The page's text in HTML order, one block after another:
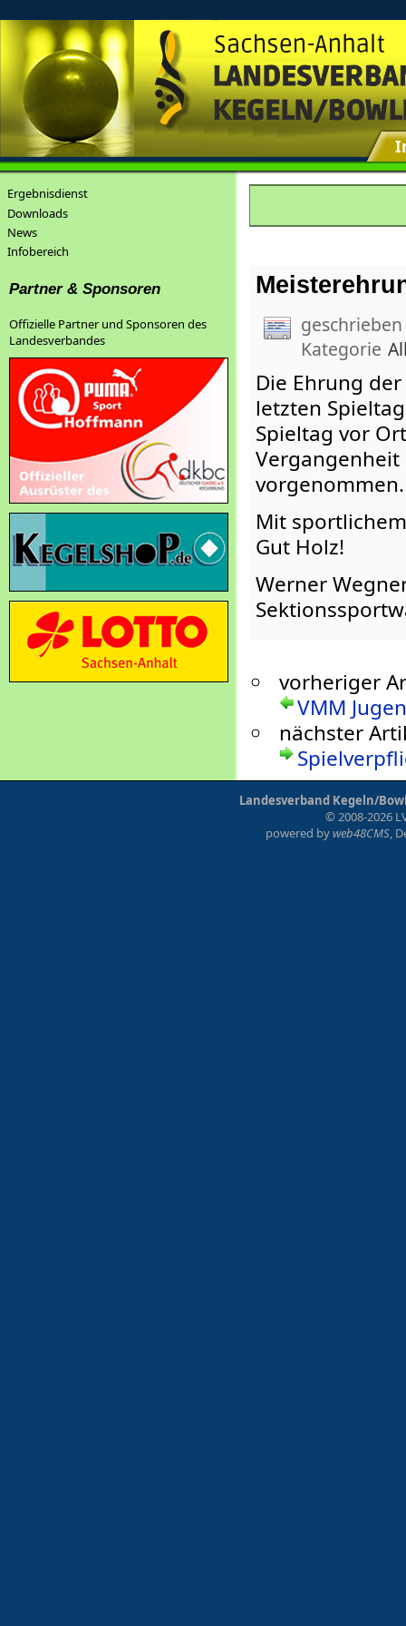
Kategorie
Die Ehrung
letzten
Spieltag vor
Vergangenheit
vorgenommen.
Mit
Gut Holz!
Werner
vorheriger
VMM
nächster
Ergebnisdienst
Downloads
News
Infobereich
Partner & Sponsoren
Offizielle Partner und Sponsoren des
Landesverbandes
Landesverband Kegeln/
© 2008-2026
powered byweb48CMS ,